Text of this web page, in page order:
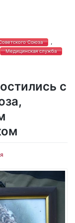
Союза ,
Медицинская служба
с
В
Санкт-
Петербурге
простились
с
Героем